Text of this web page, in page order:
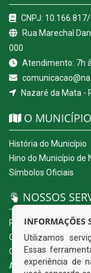
CNPJ:
Rua Marechal
000
Atendimento: 7h
Nazaré da Mata -
O MUNICÍPIO
História do Município
Hino do Município de
Símbolos Oficiais
NOSSOS
Portal da
Carta de Serviços ao
Ouvidoria Eletrônica
Acesso a Informação
INFORMAÇÕES
Utilizamos
Essas
experiência de